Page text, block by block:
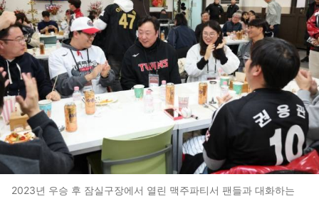
2023년 우승 후 잠실구장에서 열린 맥주파티서 팬들과 대화하는